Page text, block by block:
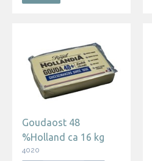
Goudaost 48
%Holland ca 16 kg
4020